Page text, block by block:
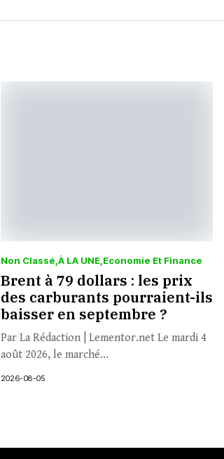
Non Classé À LA UNE Economie Et Finance
Brent à 79 dollars : les prix
des carburants pourraient-ils
baisser en septembre ?
Par La Rédaction | Lementor.net Le mardi 4
août 2026, le marché...
2026-08-05